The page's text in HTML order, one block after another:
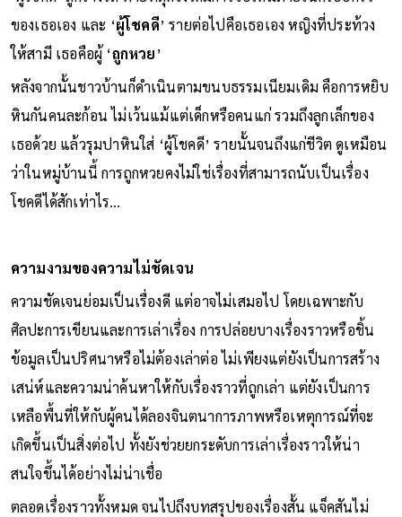
ของเธอเอง และ ‘ผู้โชคดี’ รายต่อไปคือเธอเอง หญิงที่ประท้วง
ให้สามี เธอคือผู้ ‘ถูกหวย’
หลังจากนั้นชาวบ้านก็ดำเนินตามขนบธรรมเนียมเดิม คือการหยิบ
หินกันคนละก้อน ไม่เว้นแม้แต่เด็กหรือคนแก่ รวมถึงลูกเล็กของ
เธอด้วย แล้วรุมปาหินใส่ ‘ผู้โชคดี’ รายนั้นจนถึงแก่ชีวิต ดูเหมือน
ว่าในหมู่บ้านนี้ การถูกหวยคงไม่ใช่เรื่องที่สามารถนับเป็นเรื่อง
โชคดีได้สักเท่าไร…
ความงามของความไม่ชัดเจน
ความชัดเจนย่อมเป็นเรื่องดี แต่อาจไม่เสมอไป โดยเฉพาะกับ
ศิลปะการเขียนและการเล่าเรื่อง การปล่อยบางเรื่องราวหรือชิ้น
ข้อมูลเป็นปริศนาหรือไม่ต้องเล่าต่อ ไม่เพียงแต่ยังเป็นการสร้าง
เสน่ห์และความน่าค้นหาให้กับเรื่องราวที่ถูกเล่า แต่ยังเป็นการ
เหลือพื้นที่ให้กับผู้คนได้ลองจินตนาการภาพหรือเหตุการณ์ที่จะ
เกิดขึ้นเป็นสิ่งต่อไป ทั้งยังช่วยยกระดับการเล่าเรื่องราวให้น่า
สนใจขึ้นได้อย่างไม่น่าเชื่อ
ตลอดเรื่องราวทั้งหมด จนไปถึงบทสรุปของเรื่องสั้น แจ็คสันไม่